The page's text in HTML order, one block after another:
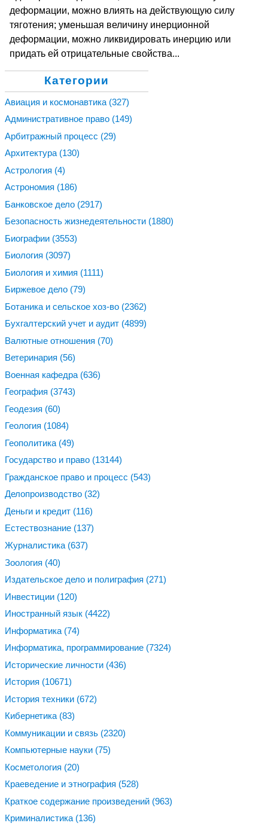
деформации, можно влиять на действующую силу
тяготения; уменьшая величину инерционной
деформации, можно ликвидировать инерцию или
придать ей отрицательные свойства...
Категории
Авиация и космонавтика (327)
Административное право (149)
Арбитражный процесс (29)
Архитектура (130)
Астрология (4)
Астрономия (186)
Банковское дело (2917)
Безопасность жизнедеятельности (1880)
Биографии (3553)
Биология (3097)
Биология и химия (1111)
Биржевое дело (79)
Ботаника и сельское хоз-во (2362)
Бухгалтерский учет и аудит (4899)
Валютные отношения (70)
Ветеринария (56)
Военная кафедра (636)
География (3743)
Геодезия (60)
Геология (1084)
Геополитика (49)
Государство и право (13144)
Гражданское право и процесс (543)
Делопроизводство (32)
Деньги и кредит (116)
Естествознание (137)
Журналистика (637)
Зоология (40)
Издательское дело и полиграфия (271)
Инвестиции (120)
Иностранный язык (4422)
Информатика (74)
Информатика, программирование (7324)
Исторические личности (436)
История (10671)
История техники (672)
Кибернетика (83)
Коммуникации и связь (2320)
Компьютерные науки (75)
Косметология (20)
Краеведение и этнография (528)
Краткое содержание произведений (963)
Криминалистика (136)